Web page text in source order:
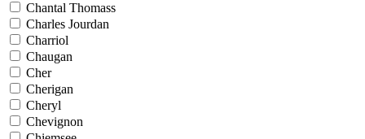
Chantal Thomass
Charles Jourdan
Charriol
Chaugan
Cher
Cherigan
Cheryl
Chevignon